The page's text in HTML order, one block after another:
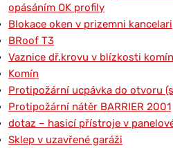
opásáním OK profily
Blokace oken v prizemni kancelari
BRoof T3
Vaznice dř.krovu v blízkosti
Komín
Protipožární ucpávka do otvoru
Protipožární nátěr BARRIER 2001
dotaz – hasicí přístroje v
Sklep v uzavřené garáži